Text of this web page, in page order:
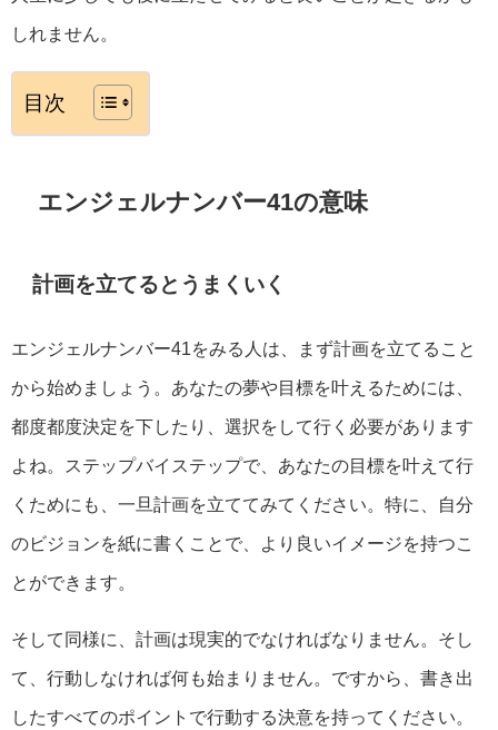
しれません。
目次
エンジェルナンバー41の意味
計画を立てるとうまくいく
エンジェルナンバー41をみる人は、まず計画を立てること
から始めましょう。あなたの夢や目標を叶えるためには、
都度都度決定を下したり、選択をして行く必要があります
よね。ステップバイステップで、あなたの目標を叶えて行
くためにも、一旦計画を立ててみてください。特に、自分
のビジョンを紙に書くことで、より良いイメージを持つこ
とができます。
そして同様に、計画は現実的でなければなりません。そし
て、行動しなければ何も始まりません。ですから、書き出
したすべてのポイントで行動する決意を持ってください。